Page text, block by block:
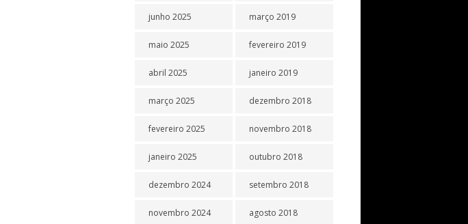
junho 2025
maio 2025
abril 2025
março 2025
fevereiro 2025
janeiro 2025
dezembro 2024
novembro 2024
março 2019
fevereiro 2019
janeiro 2019
dezembro 2018
novembro 2018
outubro 2018
setembro 2018
agosto 2018